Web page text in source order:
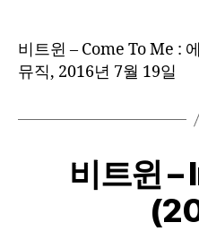
비트윈 – Come To Me :
뮤직, 2016년 7월 19일
비트윈